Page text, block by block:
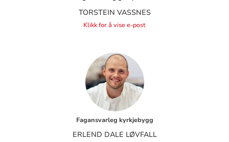
TORSTEIN VASSNES
Klikk for å vise e-post
Fagansvarleg kyrkjebygg
ERLEND DALE LØVFALL